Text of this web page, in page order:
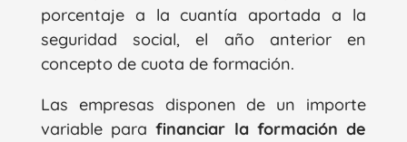
porcentaje a la cuantía aportada a la
seguridad social, el año anterior en
concepto de cuota de formación.
Las empresas disponen de un importe
variable parafinanciar la formación de